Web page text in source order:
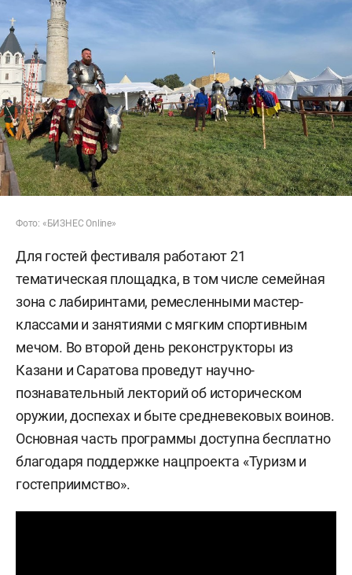
Фото: «БИЗНЕС Online»
Для гостей фестиваля работают 21
тематическая площадка, в том числе семейная
зона с лабиринтами, ремесленными мастер-
классами и занятиями с мягким спортивным
мечом. Во второй день реконструкторы из
Казани и Саратова проведут научно-
познавательный лекторий об историческом
оружии, доспехах и быте средневековых воинов.
Основная часть программы доступна бесплатно
благодаря поддержке нацпроекта «Туризм и
гостеприимство».